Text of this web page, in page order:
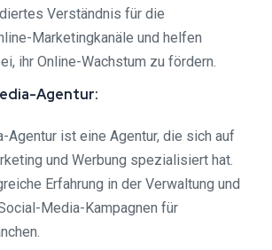
Verständnis für die
Marketingkanäle und helfen
ihr Online-Wachstum zu fördern.
Agentur:
Agentur ist eine Agentur, die sich auf
und Werbung spezialisiert hat.
Erfahrung in der Verwaltung und
Media-Kampagnen für